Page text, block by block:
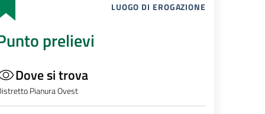
LUOGO DI EROGAZIONE
prelievi
Dove si trova
Pianura Ovest